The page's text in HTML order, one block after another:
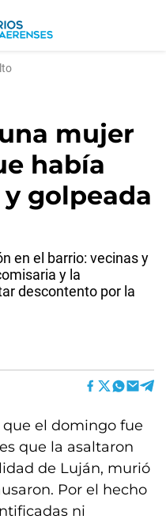
mujer
había
golpeada
en el barrio: vecinas y
y la
descontento por la
que el domingo fue
que la asaltaron
de Luján, murió
Por el hecho
ni